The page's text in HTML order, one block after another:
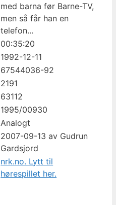
med barna før Barne-TV,
men så får han en
telefon...
00:35:20
1992-12-11
67544036-92
2191
63112
1995/00930
Analogt
2007-09-13 av Gudrun
Gardsjord
nrk.no. Lytt til
hørespillet her.